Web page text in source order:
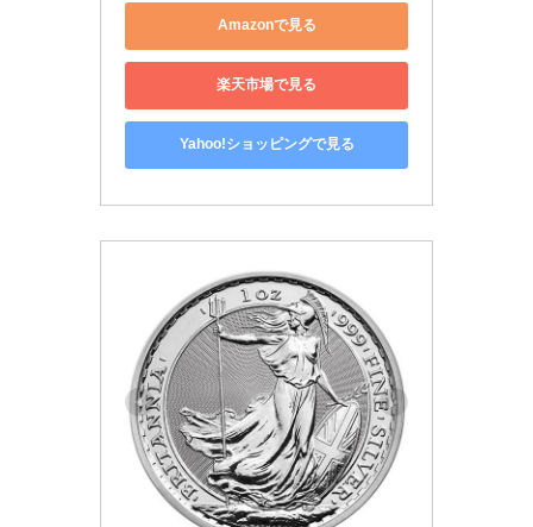
Amazonで見る
楽天市場で見る
Yahoo!ショッピングで見る